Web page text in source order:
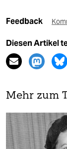
Feedback
Diesen Artikel
Mehr zum